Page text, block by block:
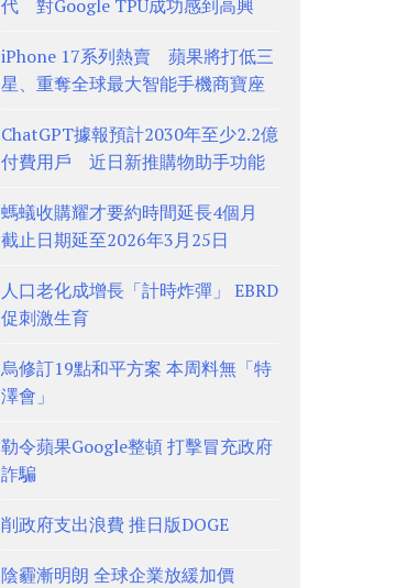
代 對Google TPU成功感到高興
iPhone 17系列熱賣 蘋果將打低三
星、重奪全球最大智能手機商寶座
ChatGPT據報預計2030年至少2.2億
付費用戶 近日新推購物助手功能
螞蟻收購耀才要約時間延長4個月
截止日期延至2026年3月25日
人口老化成增長「計時炸彈」 EBRD
促刺激生育
烏修訂19點和平方案 本周料無「特
澤會」
勒令蘋果Google整頓 打擊冒充政府
詐騙
削政府支出浪費 推日版DOGE
陰霾漸明朗 全球企業放緩加價